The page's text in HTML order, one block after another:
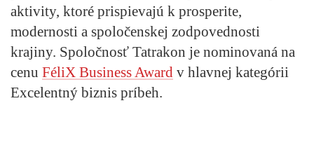
aktivity, ktoré prispievajú k prosperite,
modernosti a spoločenskej zodpovednosti
krajiny. Spoločnosť Tatrakon je nominovaná na
cenu FéliX Business Award v hlavnej kategórii
Excelentný biznis príbeh.